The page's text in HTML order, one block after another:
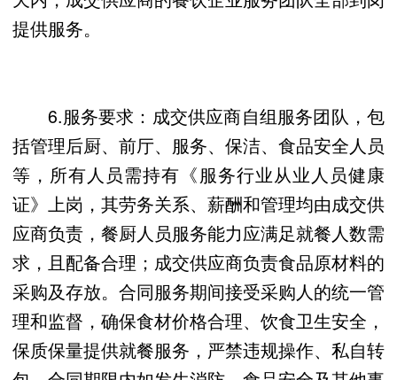
提供服务。
6.服务要求：成交供应商自组服务团队，包
括管理后厨、前厅、服务、保洁、食品安全人员
等，所有人员需持有《服务行业从业人员健康
证》上岗，其劳务关系、薪酬和管理均由成交供
应商负责，餐厨人员服务能力应满足就餐人数需
求，且配备合理；成交供应商负责食品原材料的
采购及存放。合同服务期间接受采购人的统一管
理和监督，确保食材价格合理、饮食卫生安全，
保质保量提供就餐服务，严禁违规操作、私自转